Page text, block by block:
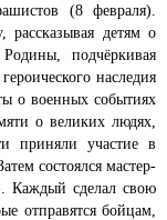
(8 февраля).
рассказывая детям о
подчёркивая
наследия
о военных событиях
о великих людях,
приняли участие в
состоялся мастер-
Каждый сделал свою
отправятся бойцам,